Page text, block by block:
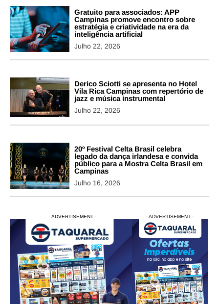
Gratuito para associados: APP
Campinas promove encontro sobre
estratégia e criatividade na era da
inteligência artificial
Julho 22, 2026
Derico Sciotti se apresenta no Hotel
Vila Rica Campinas com repertório de
jazz e música instrumental
Julho 22, 2026
20º Festival Celta Brasil celebra
legado da dança irlandesa e convida
público para a Mostra Celta Brasil em
Campinas
Julho 16, 2026
- ADVERTISEMENT - -
- ADVERTISEMENT - - ADVERTISEMENT -